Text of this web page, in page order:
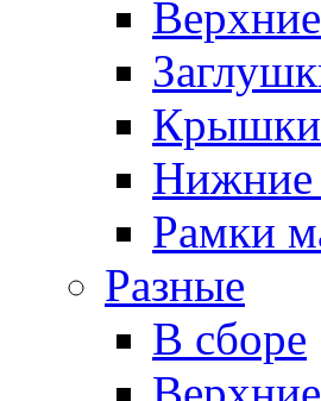
Нижние
Рамки
Разные
В сборе